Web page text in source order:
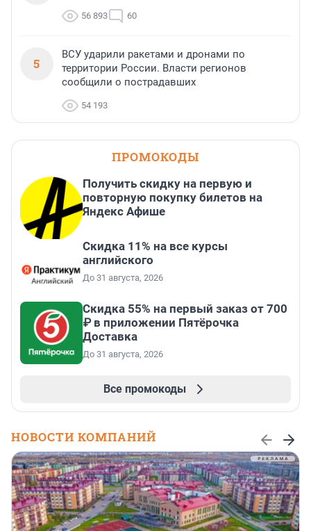
56 893 60
5
ВСУ ударили ракетами и дронами по
территории России. Власти регионов
сообщили о пострадавших
54 193
ПРОМОКОДЫ
Получить скидку на первую и
повторную покупку билетов на
Яндекс Афише
Скидка 11% на все курсы
английского
До 31 августа, 2026
Скидка 55% на первый заказ от 700
₽ в приложении Пятёрочка
Доставка
До 31 августа, 2026
Все промокоды
НОВОСТИ КОМПАНИЙ